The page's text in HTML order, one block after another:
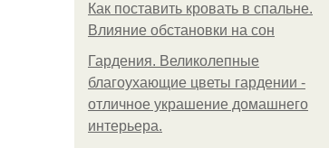
Как поставить кровать в спальне.
Влияние обстановки на сон
Гардения. Великолепные
благоухающие цветы гардении -
отличное украшение домашнего
интерьера.